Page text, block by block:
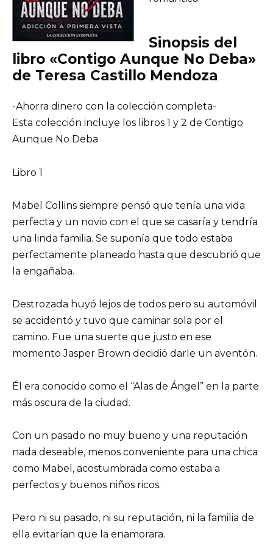
Sinopsis del
libro «Contigo Aunque No Deba»
de Teresa Castillo Mendoza
-Ahorra dinero con la colección completa-
Esta colección incluye los libros 1 y 2 de Contigo
Aunque No Deba
Libro 1
Mabel Collins siempre pensó que tenía una vida
perfecta y un novio con el que se casaría y tendría
una linda familia. Se suponía que todo estaba
perfectamente planeado hasta que descubrió que
la engañaba.
Destrozada huyó lejos de todos pero su automóvil
se accidentó y tuvo que caminar sola por el
camino. Fue una suerte que justo en ese
momento Jasper Brown decidió darle un aventón.
Él era conocido como el “Alas de Ángel” en la parte
más oscura de la ciudad.
Con un pasado no muy bueno y una reputación
nada deseable, menos conveniente para una chica
como Mabel, acostumbrada como estaba a
perfectos y buenos niños ricos.
Pero ni su pasado, ni su reputación, ni la familia de
ella evitarían que la enamorara.